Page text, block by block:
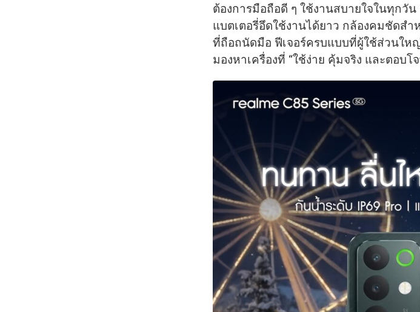
ต้องการมือถือดี ๆ ใช้งานสบายใจในทุกวั
แบตเตอรี่อึดใช้งานได้ยาว กล้องคมชัดส
ที่ถือถนัดมือ ฟีเจอร์ครบแบบที่ผู้ใช้ส่วนให
มองหาเครื่องที่ “ใช้ง่าย คุ้มจริง และตอบ